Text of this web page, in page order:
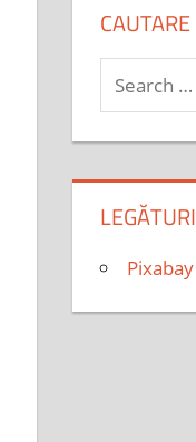
CAUTARE
Search
for:
LEGĂTURI
Pixabay